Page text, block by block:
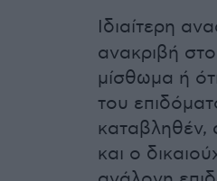
Ιδιαίτερη
ανακριβή
μίσθωμα ή
του
καταβληθέν,
και ο